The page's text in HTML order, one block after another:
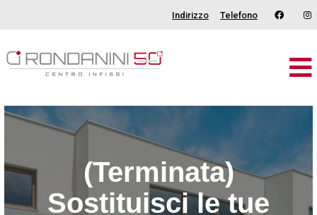
Indirizzo Telefono
Brand
Serramenti
Porte
Oscuranti
(Terminata)
Sostituisci le tue